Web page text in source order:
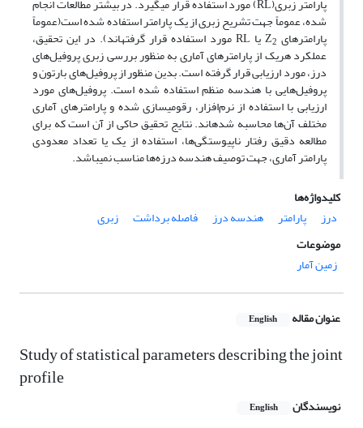
پارامتر زبری(RL) مورد استفاده قرار می­گیرد. در بیشتر مطالعات انجام
شده، عموماً جهت تشریح زبری از یک پارامتر استفاده شده است(عموماً
پارامترهای Z 2 یا RL مورد استفاده قرار گرفته­اند). در این تحقیق،
عملکرد هریک از پارامترهای آماری به منظور بررسی زبری پروفیل‌های
درز، مورد ارزیابی قرار گرفته است. بدین منظور از پروفیل‌های بارتون و
پروفیل‌هایی با هندسه منظم استفاده شده است. پروفیل‌های مورد
ارزیابی با استفاده از نرم‌افزار، رقومی­سازی شده و پارامترهای آماری
مختلف آن‌ها محاسبه شده­اند. نتایج تحقیق حاکی از آن است که برای
مطالعه دقیق رفتار ناپیوستگی‌ها، استفاده از یک یا تعداد معدودی
پارامتر آماری، جهت توصیف هندسه درزه‌ها مناسب نمی­باشد.
کلیدواژه‌ها
درز
پارامتر هندسه درز فاصله برداشت
زبری
موضوعات
زمین آمار
عنوان مقاله English
Study of statistical parameters describing the joint
profile
نویسندگان English